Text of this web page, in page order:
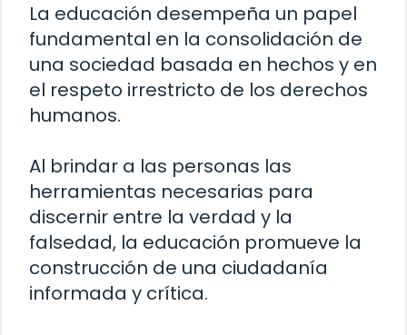
La educación desempeña un papel
fundamental en la consolidación de
una sociedad basada en hechos y en
el respeto irrestricto de los derechos
humanos.
Al brindar a las personas las
herramientas necesarias para
discernir entre la verdad y la
falsedad, la educación promueve la
construcción de una ciudadanía
informada y crítica.